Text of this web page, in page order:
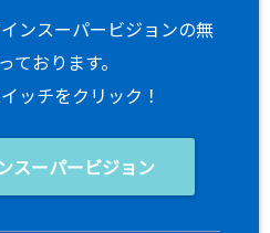
ンスーパービジョンの無
おります。
ッチをクリック！
スーパービジョン